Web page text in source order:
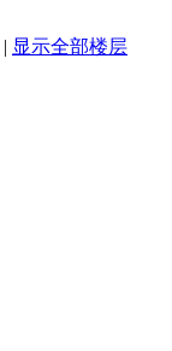
| 显示全部楼层